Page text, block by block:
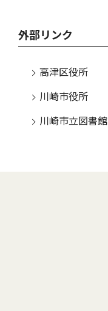
外部リンク
高津区役所
川崎市役所
川崎市立図書館